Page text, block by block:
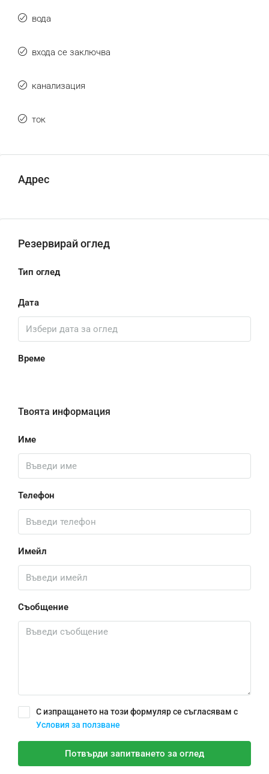
вода
входа се заключва
канализация
ток
Адрес
Резервирай оглед
Тип оглед
Дата
Време
Твоята информация
Име
Телефон
Имейл
Съобщение
С изпращането на този формуляр се съгласявам с
Условия за ползване
Потвърди запитването за оглед